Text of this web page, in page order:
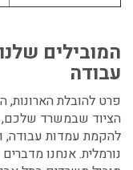
המובילים
עבודה
פרט להובלת
הציוד שבמשרד שלכם,
להקמת עמדות עבודה,
נורמלית. אנחנו